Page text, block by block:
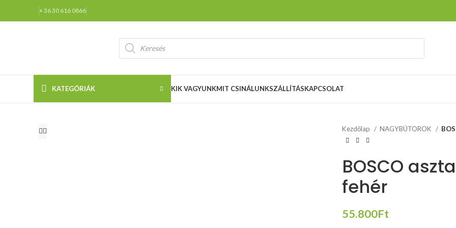
+ 36 30 616 0866
KATEGÓRIÁK KIK VAGYUNKMIT CSINÁLUNKSZÁLLÍTÁSKAPCSOLAT
Kezdőlap NAGYBÚTOROK
BOSCO
fehér
55.800Ft